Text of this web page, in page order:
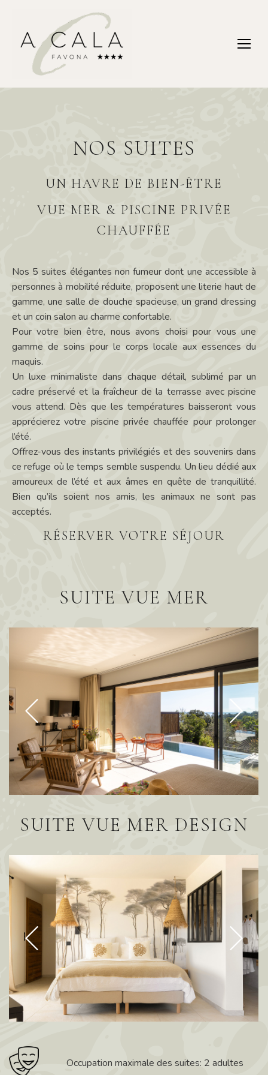
NOS SUITES
UN HAVRE DE BIEN-ÊTRE
VUE MER & PISCINE PRIVÉE
CHAUFFÉE
Nos 5 suites élégantes non fumeur dont une accessible à
personnes à mobilité réduite, proposent une literie haut de
gamme, une salle de douche spacieuse, un grand dressing
et un coin salon au charme confortable.
Pour votre bien être, nous avons choisi pour vous une
gamme de soins pour le corps locale aux essences du
maquis.
Un luxe minimaliste dans chaque détail, sublimé par un
cadre préservé et la fraîcheur de la terrasse avec piscine
vous attend. Dès que les températures baisseront vous
apprécierez votre piscine privée chauffée pour prolonger
l’été.
Offrez-vous des instants privilégiés et des souvenirs dans
ce refuge où le temps semble suspendu. Un lieu dédié aux
amoureux de l’été et aux âmes en quête de tranquillité.
Bien qu’ils soient nos amis, les animaux ne sont pas
acceptés.
RÉSERVER VOTRE SÉJOUR
SUITE VUE MER
SUITE VUE MER DESIGN
Occupation maximale des suites: 2 adultes